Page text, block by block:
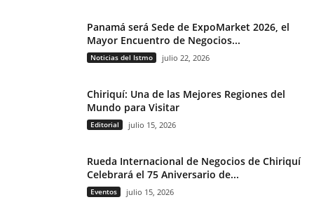
Panamá será Sede de ExpoMarket 2026, el
Mayor Encuentro de Negocios...
Noticias del Istmo julio 22, 2026
Chiriquí: Una de las Mejores Regiones del
Mundo para Visitar
Editorial julio 15, 2026
Rueda Internacional de Negocios de Chiriquí
Celebrará el 75 Aniversario de...
Eventos julio 15, 2026